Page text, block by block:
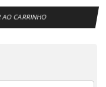
CARRINHO